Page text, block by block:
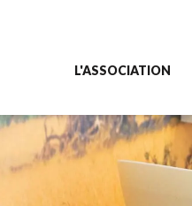
L'ASSOCIATION
L'association